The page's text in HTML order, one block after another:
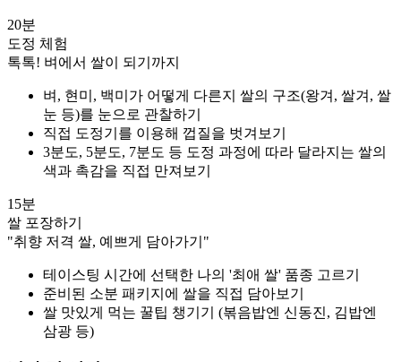
20분
도정 체험
톡톡! 벼에서 쌀이 되기까지
벼, 현미, 백미가 어떻게 다른지 쌀의 구조(왕겨, 쌀겨, 쌀
눈 등)를 눈으로 관찰하기
직접 도정기를 이용해 껍질을 벗겨보기
3분도, 5분도, 7분도 등 도정 과정에 따라 달라지는 쌀의
색과 촉감을 직접 만져보기
15분
쌀 포장하기
"취향 저격 쌀, 예쁘게 담아가기"
테이스팅 시간에 선택한 나의 '최애 쌀' 품종 고르기
준비된 소분 패키지에 쌀을 직접 담아보기
쌀 맛있게 먹는 꿀팁 챙기기 (볶음밥엔 신동진, 김밥엔
삼광 등)